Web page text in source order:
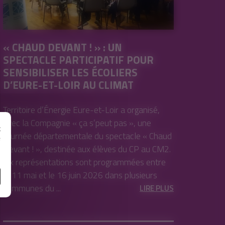
« CHAUD DEVANT ! » : UN
SPECTACLE PARTICIPATIF POUR
SENSIBILISER LES ÉCOLIERS
D’EURE-ET-LOIR AU CLIMAT
Territoire d’Énergie Eure-et-Loir a organisé,
avec la Compagnie « ça s’peut pas », une
tournée départementale du spectacle « Chaud
Devant ! », destinée aux élèves du CP au CM2.
Six représentations sont programmées entre
le 11 mai et le 16 juin 2026 dans plusieurs
communes du ...
LIRE PLUS